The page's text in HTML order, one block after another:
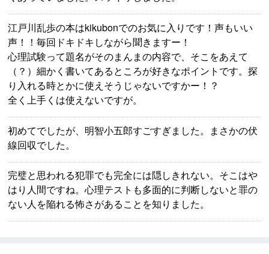
江戸川乱歩の本はkikubonでのお気に入りです！声もいい
声！！毎回ドキドキしながら聞きますー！
心理試験って題名がそのまんまの内容で、そこをあえて
（？）細かく書いてあるところが好きなポイントです。探
り入れる時とかに使えそうじゃないですかー！？
全く上手くは使えないですが。
初めてでしたが、明智小五郎すごすぎました。まさかの伏
線回収でした。
完璧と思われる犯罪でも完全には隠しきれない。そこはや
はり人間ですね。心理テストも多面的に判断しないと罪の
ない人を陥れる怖さがあることを知りました。